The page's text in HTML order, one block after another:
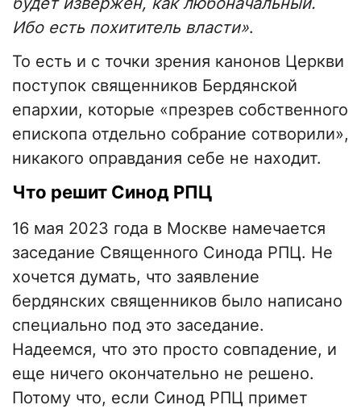
Ибо есть похититель власти».
То есть и с точки зрения канонов Церкви
поступок священников Бердянской
епархии, которые «презрев собственного
епископа отдельно собрание сотворили»,
никакого оправдания себе не находит.
Что решит Синод РПЦ
16 мая 2023 года в Москве намечается
заседание Священного Синода РПЦ. Не
хочется думать, что заявление
бердянских священников было написано
специально под это заседание.
Надеемся, что это просто совпадение, и
еще ничего окончательно не решено.
Потому что, если Синод РПЦ примет